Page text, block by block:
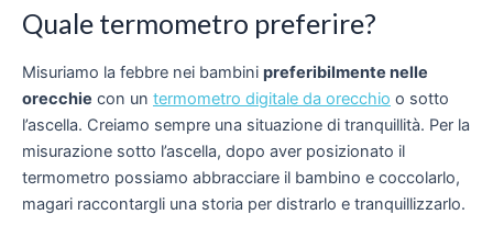
Quale termometro preferire?
Misuriamo la febbre nei bambini preferibilmente nelle
orecchie con un termometro digitale da orecchio o sotto
l’ascella. Creiamo sempre una situazione di tranquillità. Per la
misurazione sotto l’ascella, dopo aver posizionato il
termometro possiamo abbracciare il bambino e coccolarlo,
magari raccontargli una storia per distrarlo e tranquillizzarlo.